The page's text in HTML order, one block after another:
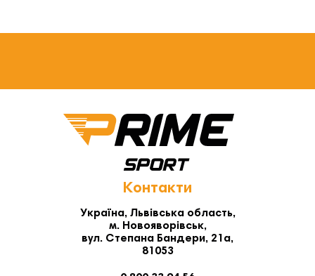
Контакти
Україна, Львівська область,
м. Новояворівськ,
вул. Степана Бандери, 21а,
81053